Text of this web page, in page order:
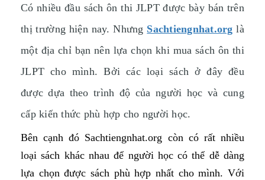
Có nhiều đầu sách ôn thi JLPT được bày bán trên
thị trường hiện nay. Nhưng Sachtiengnhat.org là
một địa chỉ bạn nên lựa chọn khi mua sách ôn thi
JLPT cho mình. Bởi các loại sách ở đây đều
được dựa theo trình độ của người học và cung
cấp kiến thức phù hợp cho người học.
Bên cạnh đó Sachtiengnhat.org còn có rất nhiều
loại sách khác nhau để người học có thể dễ dàng
lựa chọn được sách phù hợp nhất cho mình. Với